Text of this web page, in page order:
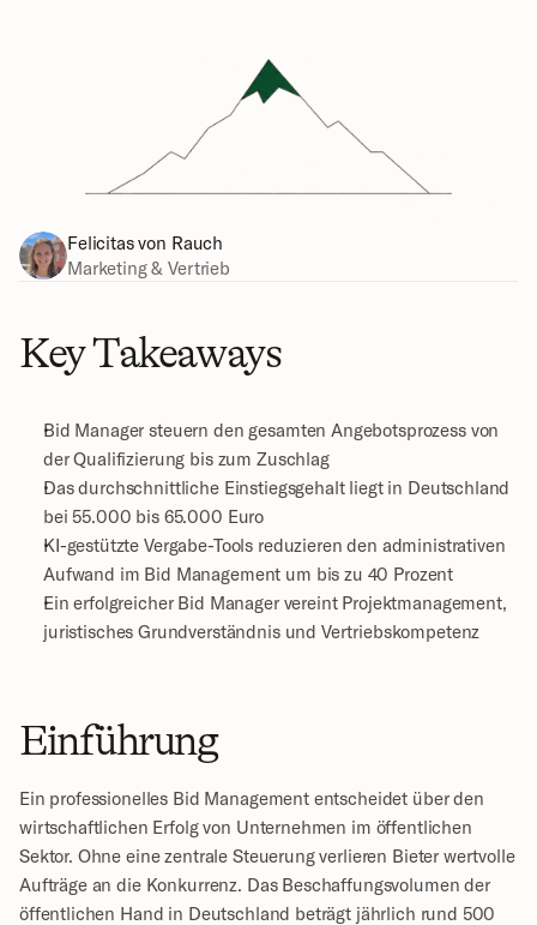
Felicitas von Rauch
Marketing & Vertrieb
Key Takeaways
Bid Manager steuern den gesamten Angebotsprozess von
der Qualifizierung bis zum Zuschlag
Das durchschnittliche Einstiegsgehalt liegt in Deutschland
bei 55.000 bis 65.000 Euro
KI-gestützte Vergabe-Tools reduzieren den administrativen
Aufwand im Bid Management um bis zu 40 Prozent
Ein erfolgreicher Bid Manager vereint Projektmanagement,
juristisches Grundverständnis und Vertriebskompetenz
Einführung
Ein professionelles Bid Management entscheidet über den
wirtschaftlichen Erfolg von Unternehmen im öffentlichen
Sektor. Ohne eine zentrale Steuerung verlieren Bieter wertvolle
Aufträge an die Konkurrenz. Das Beschaffungsvolumen der
öffentlichen Hand in Deutschland beträgt jährlich rund 500